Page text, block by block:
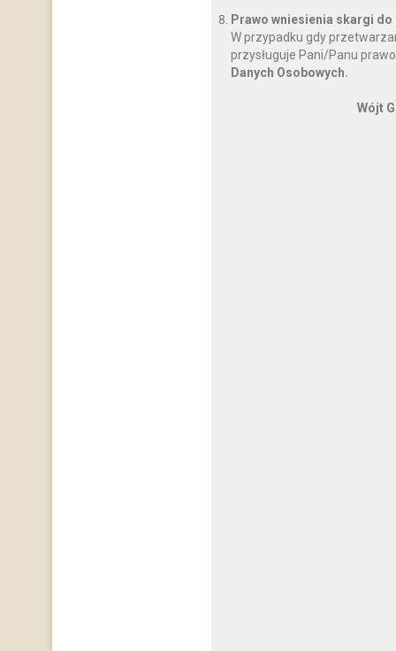
Prawo wniesienia skargi
W przypadku gdy
przysługuje Pani/Panu
Danych Osobowych.
Wójt